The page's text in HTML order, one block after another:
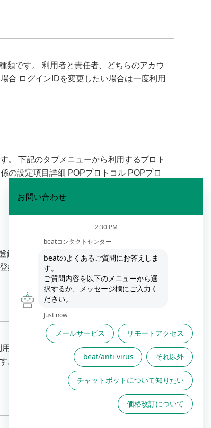
類です。 利用者と責任者、どちらのアカウ
合 ログインIDを変更したい場合は一度利用
。 下記のタブメニューから利用するプロト
の設定項目詳細 POPプロトコル POPプロ
録する必要があります。 自動登録機能は
される機能です。 自動登録機能で登録さ
者を登録する手順です。 「利用者」に登
。 beat-box配下からのメール送信 「beat設